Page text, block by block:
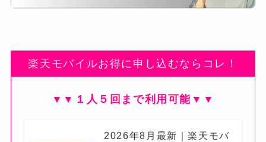
楽天モバイルお得に申し込むならコレ！
▼▼１人５回まで利用可能▼▼
2026年8月最新｜楽天モバ